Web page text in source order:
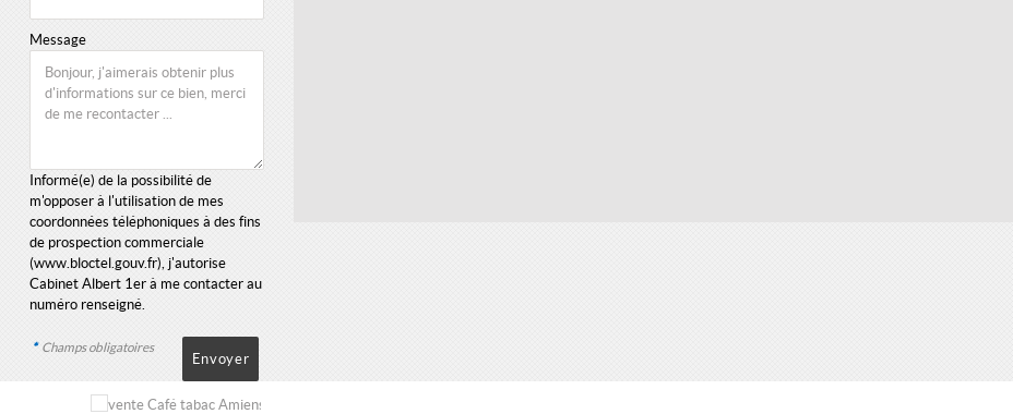
Message
Informé(e) de la possibilité de
m'opposer à l'utilisation de mes
coordonnées téléphoniques à des fins
de prospection commerciale
(www.bloctel.gouv.fr), j'autorise
Cabinet Albert 1er à me contacter au
numéro renseigné.
* Champs obligatoires